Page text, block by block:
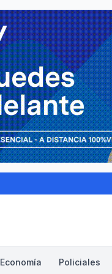
Economía Policiales